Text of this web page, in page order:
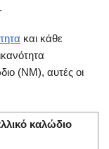
και κάθε
(NM), αυτές οι
καλώδιο